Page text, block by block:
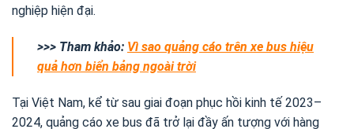
nghiệp hiện đại.
>>> Tham khảo: Vì sao quảng cáo trên xe bus hiệu
quả hơn biển bảng ngoài trời
Tại Việt Nam, kể từ sau giai đoạn phục hồi kinh tế 2023–
2024, quảng cáo xe bus đã trở lại đầy ấn tượng với hàng